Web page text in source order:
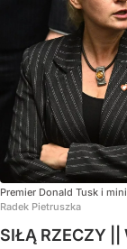
Premier Donald Tusk i
Radek Pietruszka
SIŁĄ RZECZY